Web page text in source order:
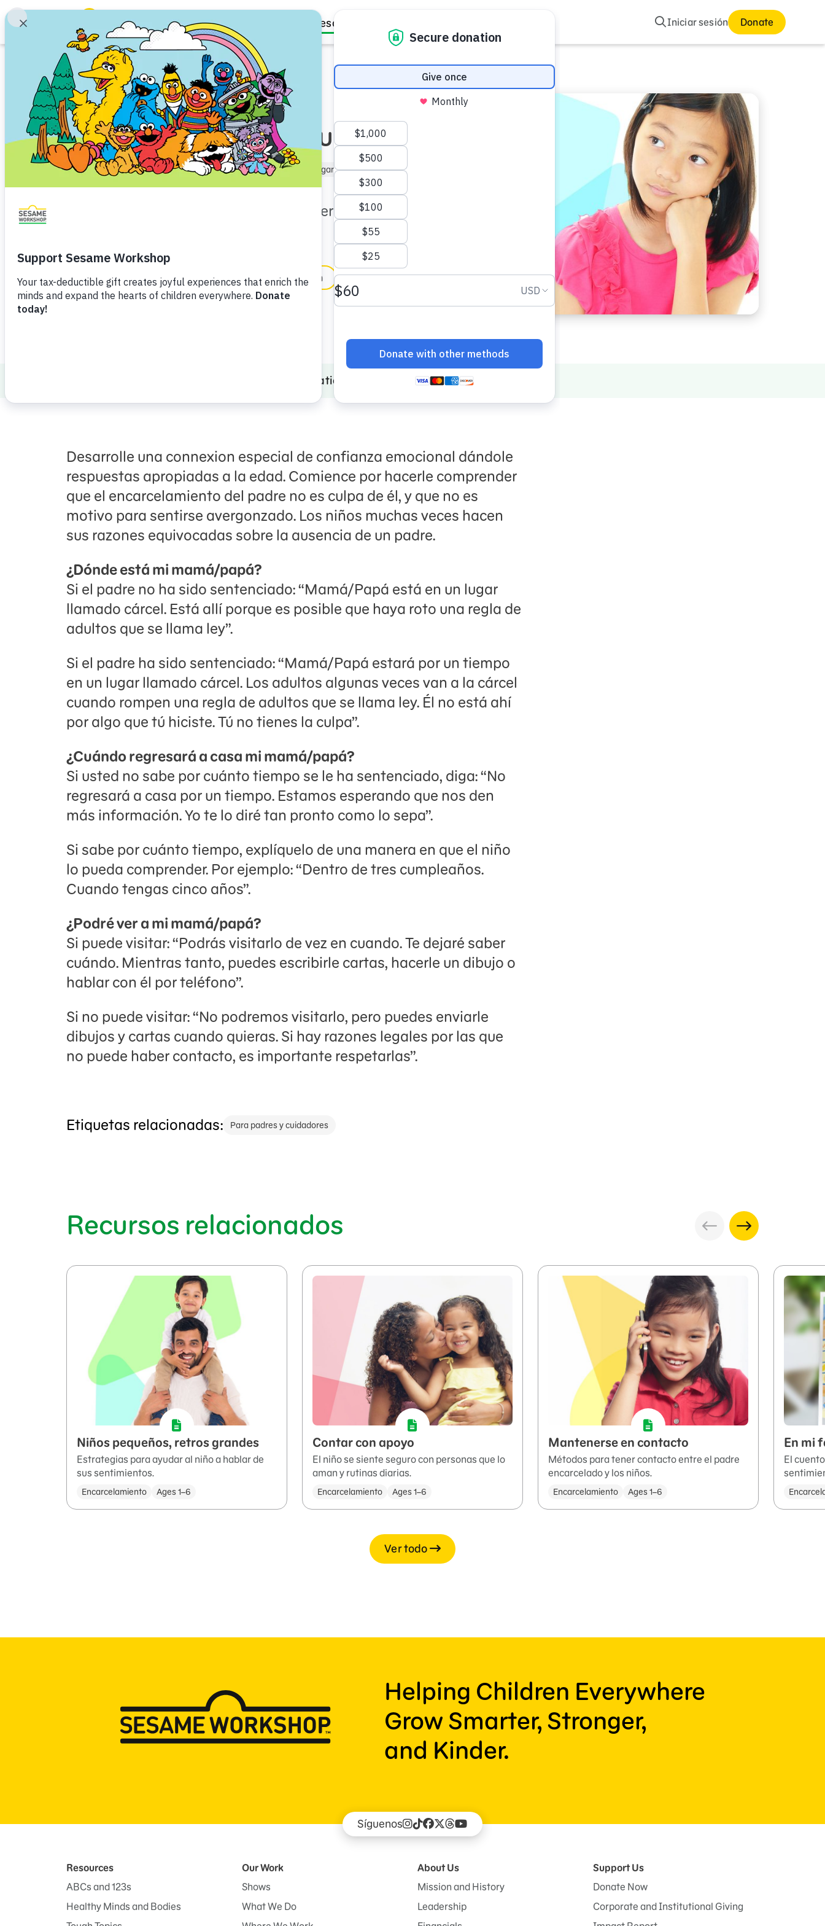
Family Resources Buscar
Iniciar sesión Donate
Buscar
Family Resources
ABCs and 123s
Healthy Minds and Bodies
Tough Topics
Courses and Webinars
Games and Storybooks
Our Work
Artículos
Pregúntame lo que quieras
Encarcelamiento Niño pequeño (de 1 a 3 años)
Niño de Kindergarten (de 5 a 6)
Decir la verdad ayuda a los niños a tener confianza y
Compartir Agregar favorito in English
Incarceration Pregúntame lo que quieras
Desarrolle una connexion especial de confianza emocional dándole
respuestas apropiadas a la edad. Comience por hacerle comprender
que el encarcelamiento del padre no es culpa de él, y que no es
motivo para sentirse avergonzado. Los niños muchas veces hacen
sus razones equivocadas sobre la ausencia de un padre.
¿Dónde está mi mamá/papá?
Si el padre no ha sido sentenciado: “Mamá/Papá está en un lugar
llamado cárcel. Está allí porque es posible que haya roto una regla de
adultos que se llama ley”.
Si el padre ha sido sentenciado: “Mamá/Papá estará por un tiempo
en un lugar llamado cárcel. Los adultos algunas veces van a la cárcel
cuando rompen una regla de adultos que se llama ley. Él no está ahí
por algo que tú hiciste. Tú no tienes la culpa”.
¿Cuándo regresará a casa mi mamá/papá?
Si usted no sabe por cuánto tiempo se le ha sentenciado, diga: “No
regresará a casa por un tiempo. Estamos esperando que nos den
más información. Yo te lo diré tan pronto como lo sepa”.
Si sabe por cuánto tiempo, explíquelo de una manera en que el niño
lo pueda comprender. Por ejemplo: “Dentro de tres cumpleaños.
Cuando tengas cinco años”.
¿Podré ver a mi mamá/papá?
Si puede visitar: “Podrás visitarlo de vez en cuando. Te dejaré saber
cuándo. Mientras tanto, puedes escribirle cartas, hacerle un dibujo o
hablar con él por teléfono”.
Si no puede visitar: “No podremos visitarlo, pero puedes enviarle
dibujos y cartas cuando quieras. Si hay razones legales por las que
no puede haber contacto, es importante respetarlas”.
Etiquetas relacionadas: Para padres y cuidadores
Recursos relacionados
Niños pequeños, retros grandes
Estrategias para ayudar al niño a hablar de
sus sentimientos.
Encarcelamiento Ages 1–6
Contar con apoyo
El niño se siente seguro con personas que lo
aman y rutinas diarias.
Encarcelamiento Ages 1–6
Mantenerse en contacto
Métodos para tener contacto entre el padre
encarcelado y los niños.
Encarcelamiento Ages 1–6
En mi
El
Ver todo
Helping Children Everywhere
Grow Smarter, Stronger,
and Kinder.
Síguenos
Resources
ABCs and 123s
Healthy Minds and Bodies
Our Work
Shows
What We Do
About Us
Mission and History
Leadership
Support Us
Donate Now
Corporate and Institutional Giving